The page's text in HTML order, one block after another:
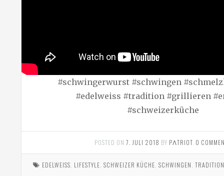
#schwingerwurst #schwingen
#edelweiss #tradition #grillieren
#schweizerküche
POSTED ON7. JULI 2018 BY PΛTRIOT 0
EDELWEISS LIFESTYLE SCHWEIZER KÜCHE SCHWINGEN TRADITION